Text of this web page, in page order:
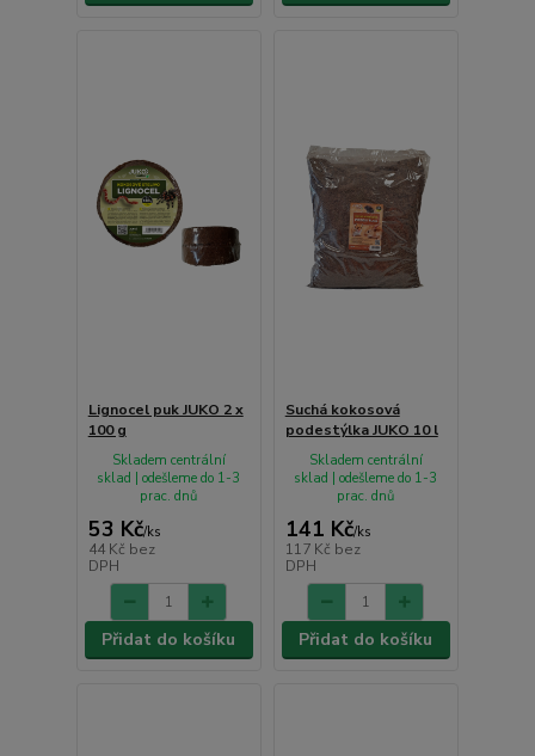
Lignocel puk JUKO 2 x
100 g
53 Kč/ks
44 Kč bez
DPH
Skladem centrální
sklad | odešleme do 1-3
prac. dnů
Přidat do košíku
Suchá kokosová
podestýlka JUKO 10 l
141 Kč/ks
117 Kč bez
DPH
Skladem centrální
sklad | odešleme do 1-3
prac. dnů
Přidat do košíku